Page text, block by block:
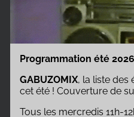
Programmation été 2026
GABUZOMIX, la liste des
cet été ! Couverture de
Tous les mercredis 11h-